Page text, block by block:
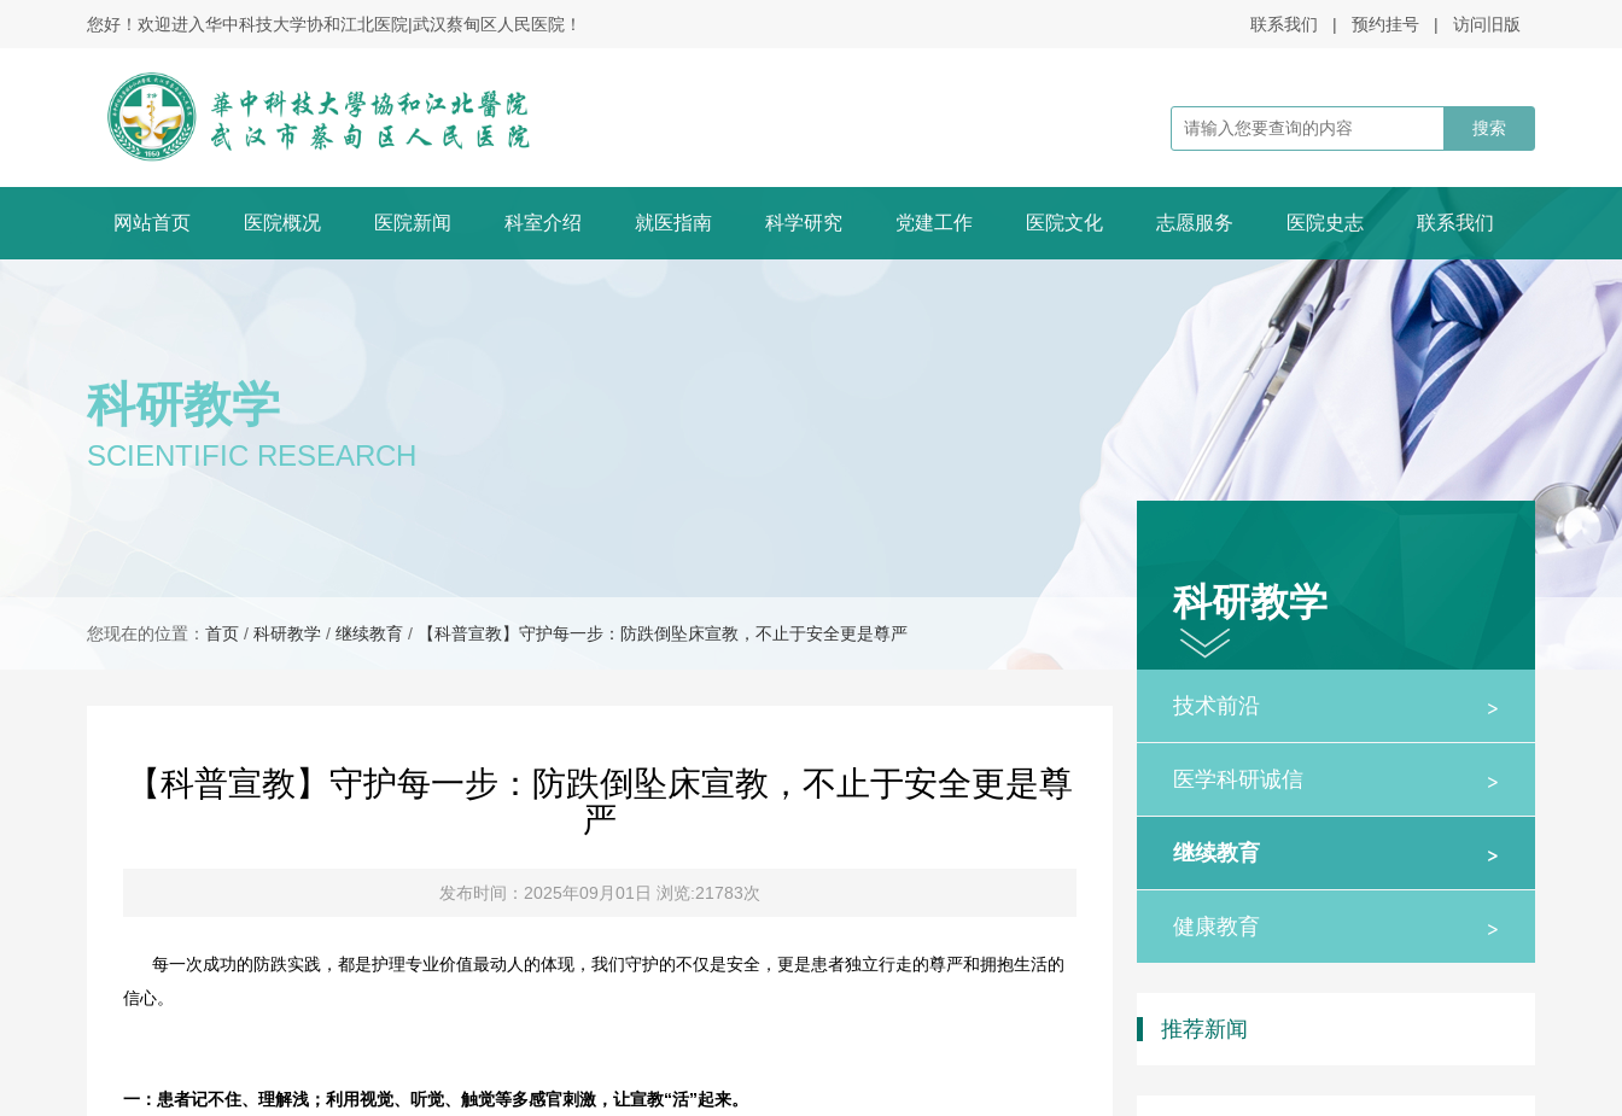
您好！欢迎进入华中科技大学协和江北医院|武汉蔡甸区人民医院！ 联系我们 | 预约挂号 | 访问旧版
网站首页 医院概况 医院新闻 科室介绍 就医指南 科学研究 党建工作 医院文化 志愿服务 医院史志 联系我们
科研教学
SCIENTIFIC RESEARCH
您现在的位置： 首页 / 科研教学 / 继续教育 / 【科普宣教】守护每一步：防跌倒坠床宣教，不止于安全更是尊严
科研教学
>
技术前沿
>
医学科研诚信
>
继续教育
>
健康教育
推荐新闻
【科普宣教】守护每一步：防跌倒坠床宣教，不止于安全更是尊
严
发布时间：2025年09月01日 浏览:21783次
每一次成功的防跌实践，都是护理专业价值最动人的体现，我们守护的不仅是安全，更是患者独立行走的尊严和拥抱生活的
信心。
一：患者记不住、理解浅；利用视觉、听觉、触觉等多感官刺激，让宣教“活”起来。